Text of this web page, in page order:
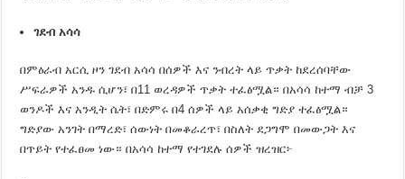
ገደብ አሳሳ
በምዕራብ አርሲ ዞን ገደብ አሳሳ በሰዎች እና ንብረት ላይ ጥቃት ከደረሰባቸው
ሥፍራዎች አንዱ ሲሆን፣ በ11 ወረዳዎች ጥቃት ተፈፅሟል። በአሳሳ ከተማ ብቻ 3
ወንዶች እና አንዲት ሴት፣ በድምሩ በ4 ሰዎች ላይ አሰቃቂ ግድያ ተፈፅሟል።
ግድያው አንገት በማረድ፣ ሰውነት በመቆራረጥ፣ በስለት ደጋግሞ በመውጋት እና
በጥይት የተፈፀመ ነው። በአሳሳ ከተማ የተገደሉ ሰዎች ዝረዝር፦